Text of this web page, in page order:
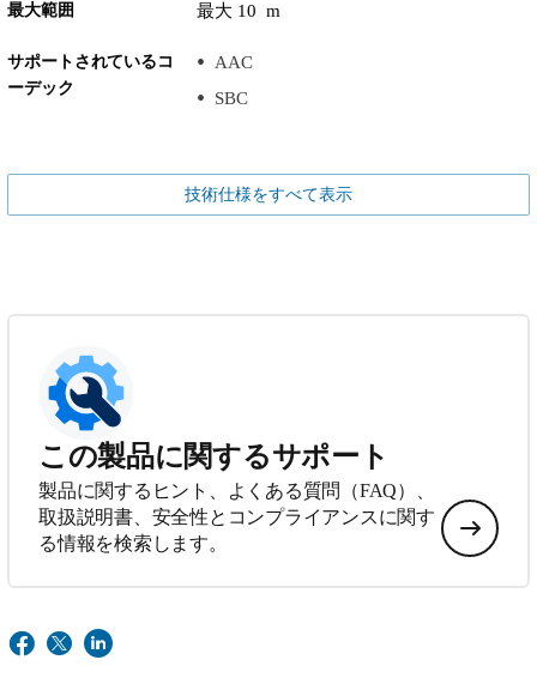
最大範囲 最大 10 m
サポートされているコ
ーデック
AAC
SBC
技術仕様をすべて表示
この製品に関するサポート
製品に関するヒント、よくある質問（FAQ）、
取扱説明書、安全性とコンプライアンスに関す
る情報を検索します。